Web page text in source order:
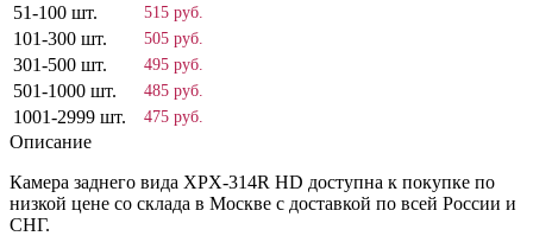
51-100 шт. 515 руб.
101-300 шт. 505 руб.
301-500 шт. 495 руб.
501-1000 шт. 485 руб.
1001-2999 шт. 475 руб.
Описание
Камера заднего вида XPX-314R HD доступна к покупке по
низкой цене со склада в Москве с доставкой по всей России и
СНГ.